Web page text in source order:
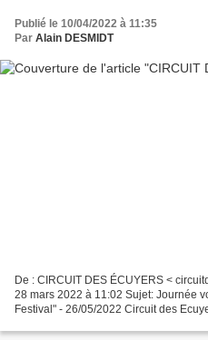
Publié le 10/04/2022 à 11:35
Par Alain DESMIDT
De : CIRCUIT DES ÉCUYERS <
28 mars 2022 à 11:02 Sujet: Journée
Festival" - 26/05/2022 Circuit des